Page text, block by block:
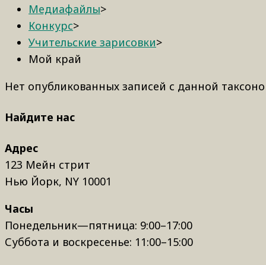
Медиафайлы>
Конкурс>
Учительские зарисовки>
Мой край
Нет опубликованных записей с данной
Найдите нас
Адрес
123 Мейн стрит
Нью Йорк, NY 10001
Часы
Понедельник—пятница: 9:00–17:00
Суббота и воскресенье: 11:00–15:00